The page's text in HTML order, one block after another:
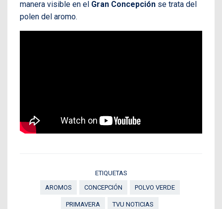
manera visible en el Gran Concepción se trata del
polen del aromo.
ETIQUETAS
AROMOS
CONCEPCIÓN POLVO VERDE
PRIMAVERA TVU NOTICIAS